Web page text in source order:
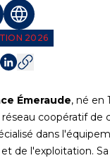
Site web
2026
Émeraude, né en
coopératif de
dans
de l'exploitation.